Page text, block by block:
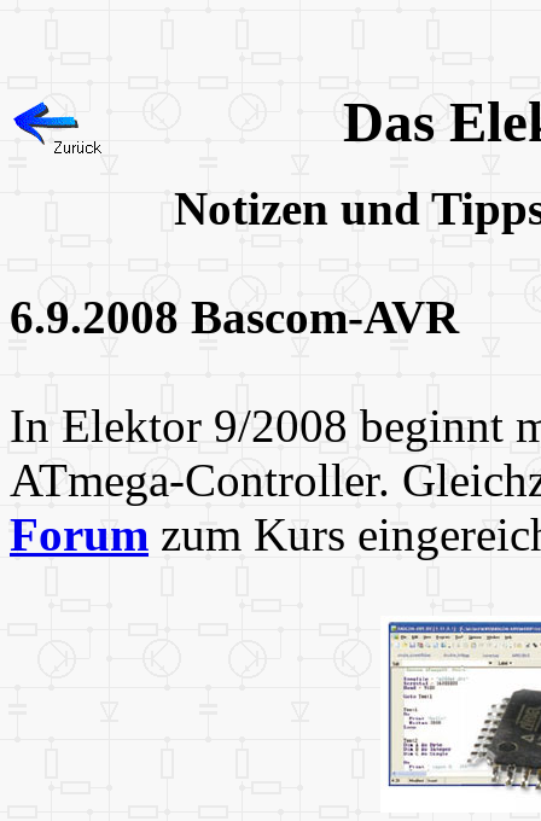
Das
Notizen und
6.9.2008 Bascom-AVR
In Elektor 9/2008 beginnt
ATmega-Controller.
Forum zum Kurs